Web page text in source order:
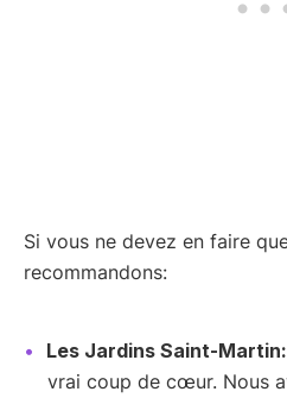
Si vous ne devez en faire
recommandons:
Les Jardins Saint-Martin:
vrai coup de cœur. Nous